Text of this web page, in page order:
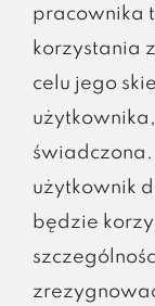
pracownika
korzystania
celu jego
użytkownik
będzie